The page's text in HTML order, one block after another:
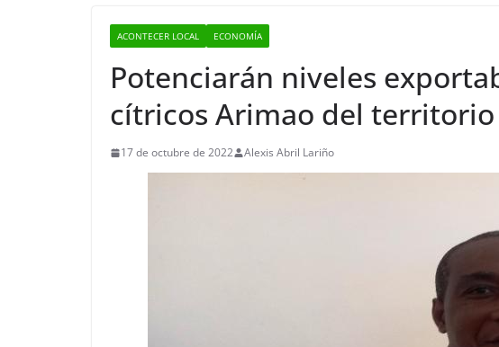
ACONTECER LOCAL ECONOMÍA
Potenciarán niveles
cítricos Arimao del territorio
17 de octubre de 2022 Alexis Abril Lariño